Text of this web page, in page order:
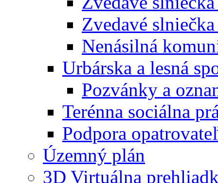
Zvedavé
Nenásilná
Urbárska a lesná
Pozvánky a
Terénna sociálna
Podpora
Územný plán
3D Virtuálna